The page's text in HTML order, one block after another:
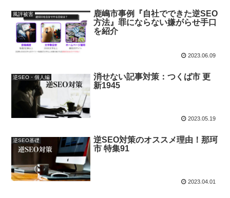
風評被害
鹿嶋市事例『自社でできた逆SEO
方法』罪にならない嫌がらせ手口
を紹介
2023.06.09
逆SEO・個人編
消せない記事対策：つくば市 更
新1945
2023.05.19
逆SEO基礎
逆SEO対策のオススメ理由！那珂
市 特集91
2023.04.01